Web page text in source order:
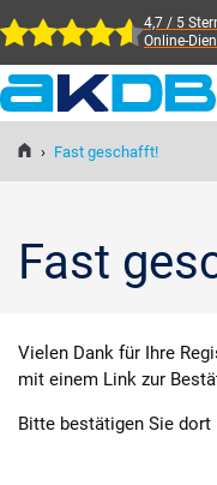
4,7 / 5
Online-
AKDB Anstalt für
Kommunale
Datenverarbeitung in
Newsroom
Lösungen
› Fast geschafft!
Fast
Vielen Dank für Ihre
mit einem Link zur
Bitte bestätigen Sie dort